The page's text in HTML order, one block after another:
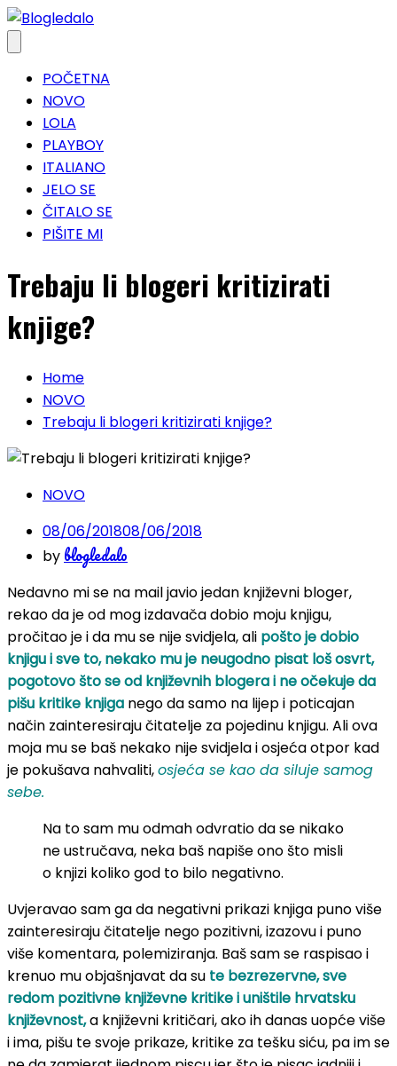
Skip
to
POČETNA
NOVO
LOLA
PLAYBOY
ITALIANO
JELO SE
ČITALO SE
PIŠITE MI
Trebaju li blogeri kritizirati
knjige?
Home
NOVO
Trebaju li blogeri kritizirati knjige?
NOVO
08/06/201808/06/2018
by blogledalo
Nedavno mi se na mail javio jedan književni bloger,
rekao da je od mog izdavača dobio moju knjigu,
pročitao je i da mu se nije svidjela, ali pošto je dobio
knjigu i sve to, nekako mu je neugodno pisat loš osvrt,
pogotovo što se od književnih blogera i ne očekuje da
pišu kritike knjiga nego da samo na lijep i poticajan
način zainteresiraju čitatelje za pojedinu knjigu. Ali ova
moja mu se baš nekako nije svidjela i osjeća otpor kad
je pokušava nahvaliti,osjeća se kao da siluje samog
sebe.
Na to sam mu odmah odvratio da se nikako
ne ustručava, neka baš napiše ono što misli
o knjizi koliko god to bilo negativno.
Uvjeravao sam ga da negativni prikazi knjiga puno više
zainteresiraju čitatelje nego pozitivni, izazovu i puno
više komentara, polemiziranja. Baš sam se raspisao i
krenuo mu objašnjavat da su te bezrezervne, sve
redom pozitivne književne kritike i uništile hrvatsku
književnost,a književni kritičari, ako ih danas uopće više
i ima, pišu te svoje prikaze, kritike za tešku siću, pa im se